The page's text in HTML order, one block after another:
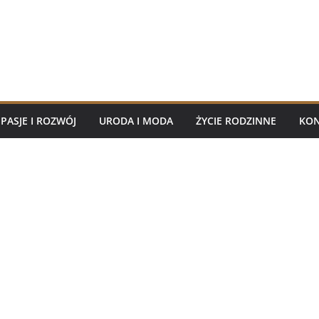
PASJE I ROZWÓJ URODA I MODA ŻYCIE RODZINNE